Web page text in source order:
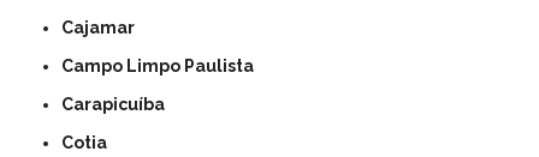
Cajamar
Campo Limpo Paulista
Carapicuíba
Cotia